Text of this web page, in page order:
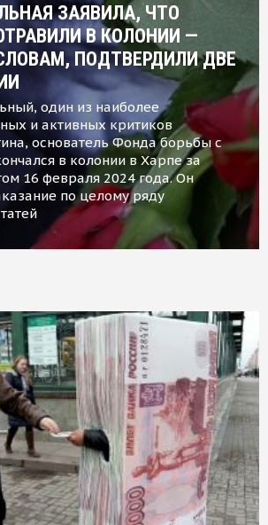
ЗАЯВИЛА, ЧТО
В КОЛОНИИ —
ПОДТВЕРДИЛИ ДВЕ
один из наиболее
и активных критиков
основатель Фонда борьбы с
в колонии в Харпе за
16 февраля 2024 года. Он
по целому ряду